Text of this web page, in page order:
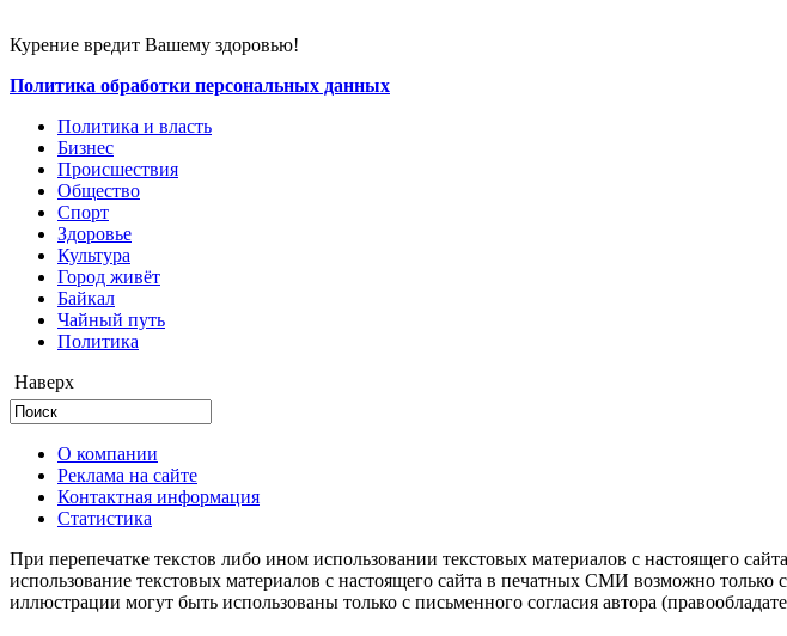
Курение вредит Вашему здоровью!
Политика обработки персональных данных
Политика и власть
Бизнес
Происшествия
Общество
Cпорт
Здоровье
Культура
Город живёт
Байкал
Чайный путь
Политика
Наверх
О компании
Реклама на сайте
Контактная информация
Статистика
При перепечатке текстов либо ином использовании текстовых материалов с настоящего
использование текстовых материалов с настоящего сайта в печатных СМИ возможно
иллюстрации могут быть использованы только с письменного согласия автора